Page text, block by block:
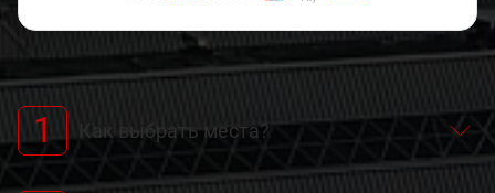
1 Как выбрать места?